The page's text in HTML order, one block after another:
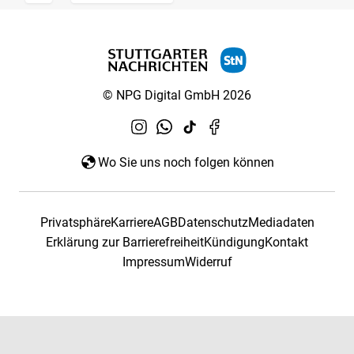
© NPG Digital GmbH 2026
Wo Sie uns noch folgen können
PrivatsphäreKarriereAGBDatenschutzMediadaten
Erklärung zur BarrierefreiheitKündigungKontakt
ImpressumWiderruf